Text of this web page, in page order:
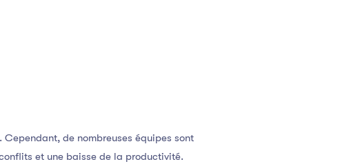
de nombreuses équipes sont
et une baisse de la productivité.